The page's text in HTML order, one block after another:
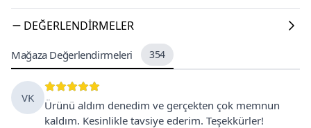
DEĞERLENDIRMELER
Mağaza Değerlendirmeleri 354
VK
Ürünü aldım denedim ve gerçekten çok memnun
kaldım. Kesinlikle tavsiye ederim. Teşekkürler!